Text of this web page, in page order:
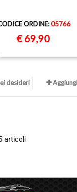
ORDINE:05766
€ 69,90
desideri
articoli